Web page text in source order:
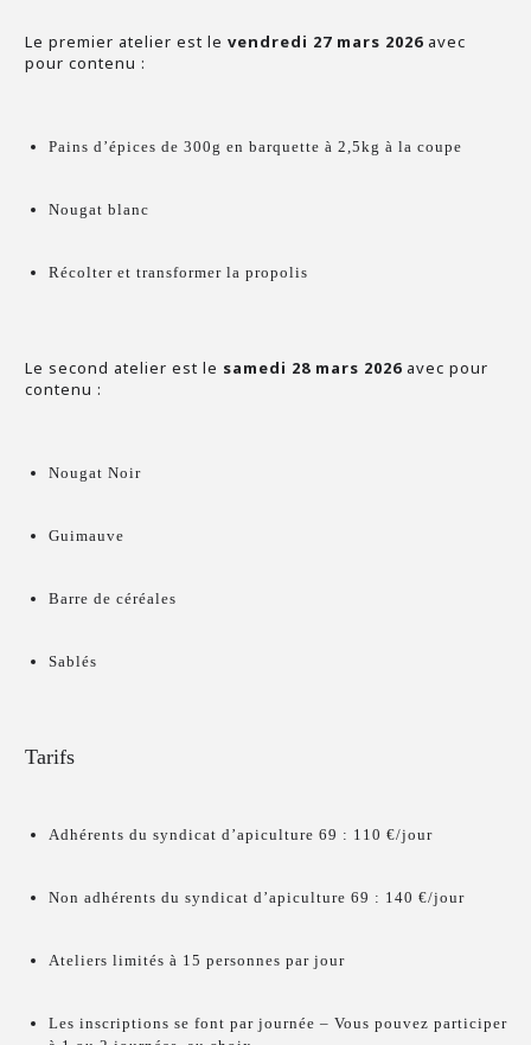
Le premier atelier est le vendredi 27 mars 2026 avec
pour contenu :
Pains d’épices de 300g en barquette à 2,5kg à la coupe
Nougat blanc
Récolter et transformer la propolis
Le second atelier est le samedi 28 mars 2026 avec pour
contenu :
Nougat Noir
Guimauve
Barre de céréales
Sablés
Tarifs
Adhérents du syndicat d’apiculture 69 : 110 €/jour
Non adhérents du syndicat d’apiculture 69 : 140 €/jour
Ateliers limités à 15 personnes par jour
Les inscriptions se font par journée – Vous pouvez participer